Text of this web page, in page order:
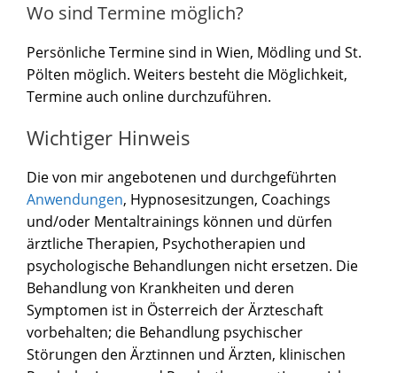
Wo sind Termine möglich?
Persönliche Termine sind in Wien, Mödling und St.
Pölten möglich. Weiters besteht die Möglichkeit,
Termine auch online durchzuführen.
Wichtiger Hinweis
Die von mir angebotenen und durchgeführten
Anwendungen, Hypnosesitzungen, Coachings
und/oder Mentaltrainings können und dürfen
ärztliche Therapien, Psychotherapien und
psychologische Behandlungen nicht ersetzen. Die
Behandlung von Krankheiten und deren
Symptomen ist in Österreich der Ärzteschaft
vorbehalten; die Behandlung psychischer
Störungen den Ärztinnen und Ärzten, klinischen